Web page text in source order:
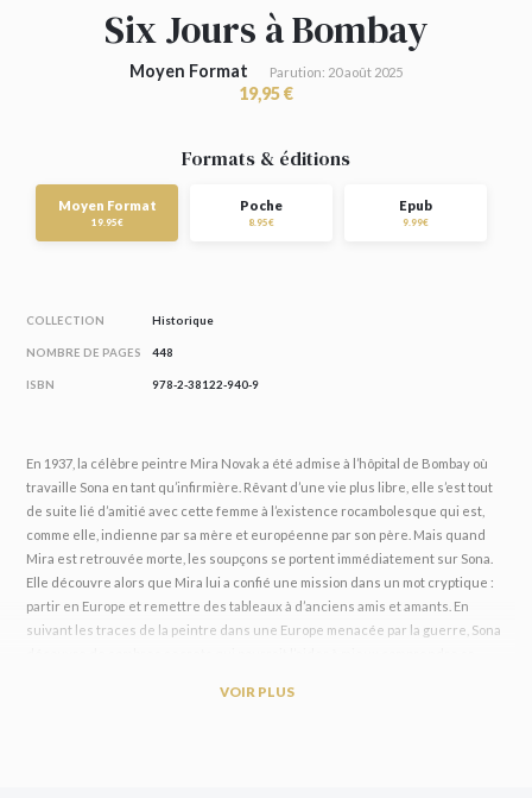
Six Jours à Bombay
Moyen Format Parution: 20 août 2025
19,95 €
Formats & éditions
Moyen Format
19.95€
Poche
8.95€
Epub
9.99€
COLLECTION Historique
NOMBRE DE PAGES 448
ISBN 978-2-38122-940-9
En 1937, la célèbre peintre Mira Novak a été admise à l’hôpital de Bombay où
travaille Sona en tant qu’infirmière. Rêvant d’une vie plus libre, elle s’est tout
de suite lié d’amitié avec cette femme à l’existence rocambolesque qui est,
comme elle, indienne par sa mère et européenne par son père. Mais quand
Mira est retrouvée morte, les soupçons se portent immédiatement sur Sona.
Elle découvre alors que Mira lui a confié une mission dans un mot cryptique :
partir en Europe et remettre des tableaux à d’anciens amis et amants. En
suivant les traces de la peintre dans une Europe menacée par la guerre, Sona
VOIR PLUS